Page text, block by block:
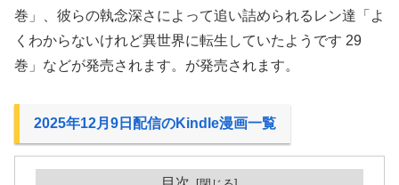
巻」、彼らの執念深さによって追い詰められるレン達「よ
くわからないけれど異世界に転生していたようです 29
巻」などが発売されます。が発売されます。
2025年12月9日配信のKindle漫画一覧